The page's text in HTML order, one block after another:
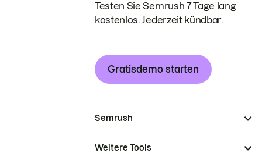
Testen Sie Semrush 7 Tage lang
kostenlos. Jederzeit kündbar.
Gratisdemo starten
Semrush
Weitere Tools